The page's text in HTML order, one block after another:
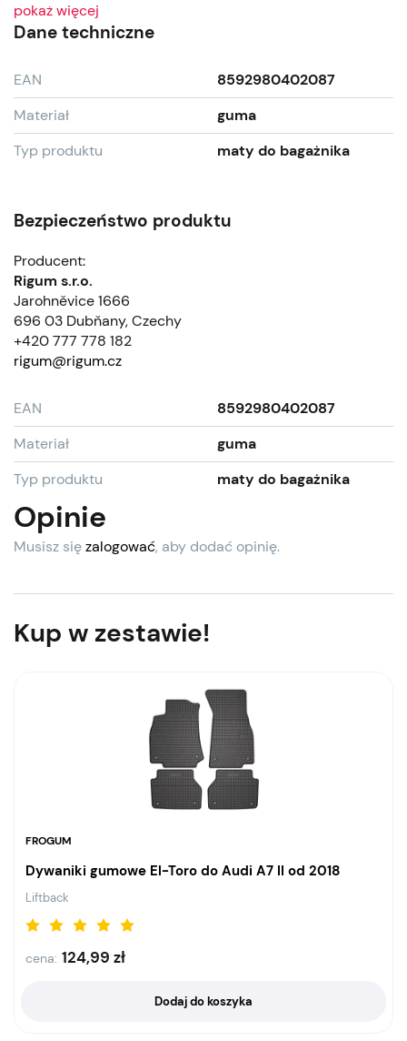
pokaż więcej
Dane techniczne
EAN
8592980402087
Materiał
guma
Typ produktu
maty do bagażnika
Bezpieczeństwo produktu
Producent:
Rigum s.r.o.
Jarohněvice 1666
696 03 Dubňany, Czechy
+420 777 778 182
rigum@rigum.cz
EAN
8592980402087
Materiał
guma
Typ produktu
maty do bagażnika
Opinie
Musisz sięzalogować, aby dodać opinię.
Kup w zestawie!
FROGUM
Dywaniki gumowe El-Toro do Audi A7 II od 2018
Liftback
cena: 124,99 zł
Dodaj do koszyka